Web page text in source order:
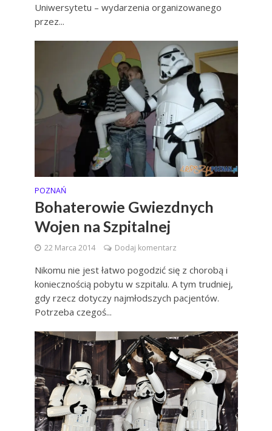
Uniwersytetu – wydarzenia organizowanego
przez...
POZNAŃ
Bohaterowie Gwiezdnych
Wojen na Szpitalnej
22 Marca 2014 Dodaj komentarz
Nikomu nie jest łatwo pogodzić się z chorobą i
koniecznością pobytu w szpitalu. A tym trudniej,
gdy rzecz dotyczy najmłodszych pacjentów.
Potrzeba czegoś...